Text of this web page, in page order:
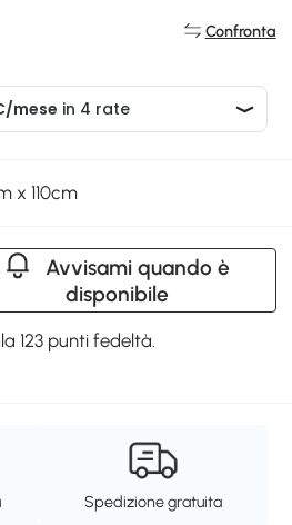
Confronta
x 110cm
Avvisami quando è
disponibile
123 punti fedeltà.
Spedizione gratuita